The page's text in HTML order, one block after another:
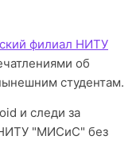
филиал НИТУ
об
студентам.
и следи за
"МИСиС" без